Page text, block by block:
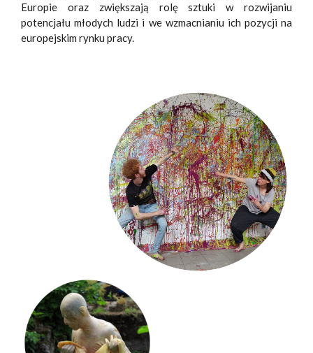
Europie oraz zwiększają rolę sztuki w rozwijaniu
potencjału młodych ludzi i we wzmacnianiu ich pozycji na
europejskim rynku pracy.